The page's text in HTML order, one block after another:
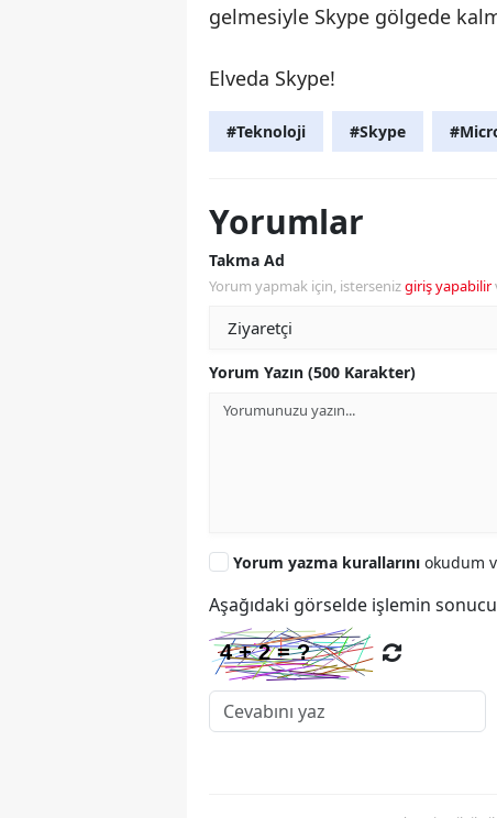
gelmesiyle Skype gölgede
Elveda Skype!
#Teknoloji #Skype
Yorumlar
Takma Ad
Yorum yapmak için, istersenizgiriş yapabilir
Yorum Yazın (500 Karakter)
Yorum yazma kurallarını okudum
Aşağıdaki görselde işlemin